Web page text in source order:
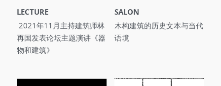
LECTURE
再国发表论坛主题演讲《器
物和建筑》
SALON
木构建筑的历史文本与当代
语境